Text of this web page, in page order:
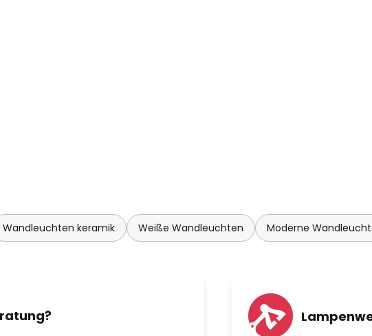
Wandleuchten keramik Weiße Wandleuchten Moderne